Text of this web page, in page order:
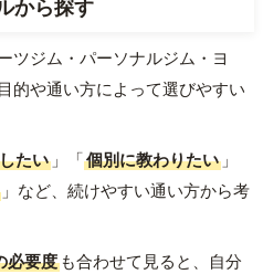
から探す
ツジム・パーソナルジム・ヨ
的や通い方によって選びやすい
たい 」「個別に教わりたい 」
」など、続けやすい通い方から考
必要度 も合わせて見ると、自分